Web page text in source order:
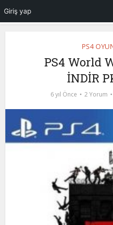
PS4
PS4 World
İNDİR
6 yıl Önce 2 Yorum
Giriş yap